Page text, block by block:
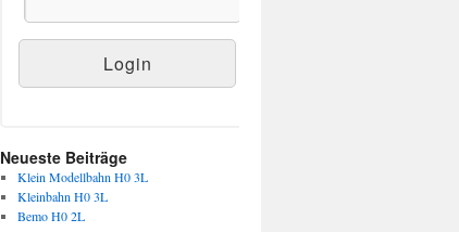
Neueste Beiträge
Klein Modellbahn H0 3L
Kleinbahn H0 3L
Bemo H0 2L